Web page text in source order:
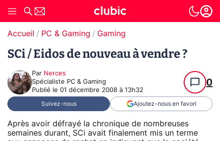
Accueil PC & Gaming Gaming
SCi / Eidos de nouveau à vendre ?
Par Nerces
Spécialiste PC & Gaming
Publié le 01 décembre 2008 à 13h32
0
Suivez-nous Ajoutez-nous en favori
Après avoir défrayé la chronique de nombreuses
semaines durant, SCi avait finalement mis un terme